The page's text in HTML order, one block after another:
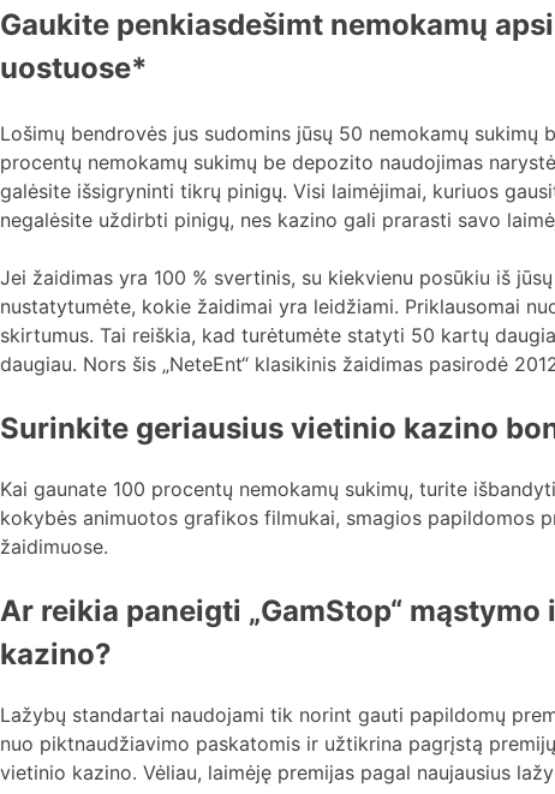
Gaukite penkiasdešimt nemokamų
uostuose*
Lošimų bendrovės jus sudomins jūsų 50 nemokamų
procentų nemokamų sukimų be depozito naudojimas
galėsite išsigryninti tikrų pinigų. Visi laimėjimai, kuriuos
negalėsite uždirbti pinigų, nes kazino gali prarasti savo
Jei žaidimas yra 100 % svertinis, su kiekvienu posūkiu iš
nustatytumėte, kokie žaidimai yra leidžiami. Priklausomai
skirtumus. Tai reiškia, kad turėtumėte statyti 50 kartų
daugiau. Nors šis „NeteEnt“ klasikinis žaidimas pasirodė
Surinkite geriausius vietinio kazino
Kai gaunate 100 procentų nemokamų sukimų, turite
kokybės animuotos grafikos filmukai, smagios papildomos
žaidimuose.
Ar reikia paneigti „GamStop“
kazino?
Lažybų standartai naudojami tik norint gauti papildomų
nuo piktnaudžiavimo paskatomis ir užtikrina pagrįstą
vietinio kazino. Vėliau, laimėję premijas pagal naujausius